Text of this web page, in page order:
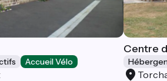
Accueil Vélo
Centre